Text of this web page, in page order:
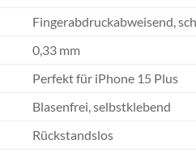
Fingerabdruckabweisend,
0,33 mm
Perfekt für iPhone 15 Plus
Blasenfrei, selbstklebend
Rückstandslos